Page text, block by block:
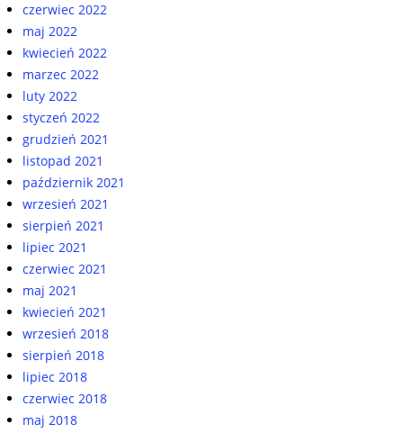
czerwiec 2022
maj 2022
kwiecień 2022
marzec 2022
luty 2022
styczeń 2022
grudzień 2021
listopad 2021
październik 2021
wrzesień 2021
sierpień 2021
lipiec 2021
czerwiec 2021
maj 2021
kwiecień 2021
wrzesień 2018
sierpień 2018
lipiec 2018
czerwiec 2018
maj 2018